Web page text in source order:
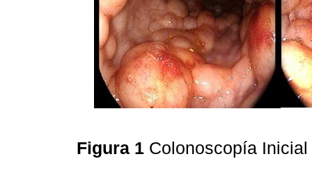
Figura 1 Colonoscopía Inicial